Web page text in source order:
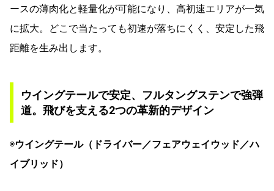
ースの薄肉化と軽量化が可能になり、高初速エリアが一気
に拡大。どこで当たっても初速が落ちにくく、安定した飛
距離を生み出します。
ウイングテールで安定、フルタングステンで強弾
道。飛びを支える2つの革新的デザイン
◉ウイングテール（ドライバー／フェアウェイウッド／ハ
イブリッド）